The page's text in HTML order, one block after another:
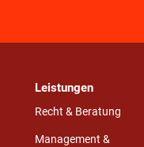
Leistungen
Recht & Beratung
Management &